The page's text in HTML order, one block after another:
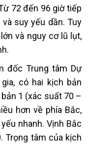
72 đến 96 giờ tiếp
suy yếu dần. Tuy
và nguy cơ lũ lụt,
đốc Trung tâm Dự
có hai kịch bản
1 (xác suất 70 –
hơn về phía Bắc,
nhanh. Vịnh Bắc
Trọng tâm của kịch